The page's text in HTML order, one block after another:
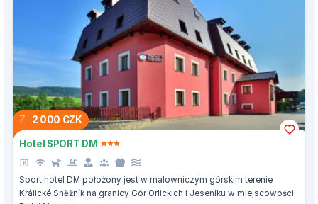
Z 2 000 CZK
Hotel SPORT DM
Sport hotel DM położony jest w malowniczym górskim terenie
Králické Sněžník na granicy Gór Orlickich i Jeseníku w miejscowości